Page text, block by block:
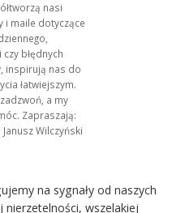
nasi
i maile dotyczące
błędnych
inspirują nas do
łatwiejszym.
a my
Zapraszają:
Wilczyński
na sygnały od naszych
nierzetelności, wszelakiej